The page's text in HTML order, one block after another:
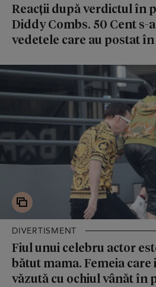
Reacții după verdictul în
Diddy Combs. 50 Cent
vedetele care au postat
DIVERTISMENT
Fiul unui celebru actor
bătut mama. Femeia care
văzută cu ochiul vânăt în